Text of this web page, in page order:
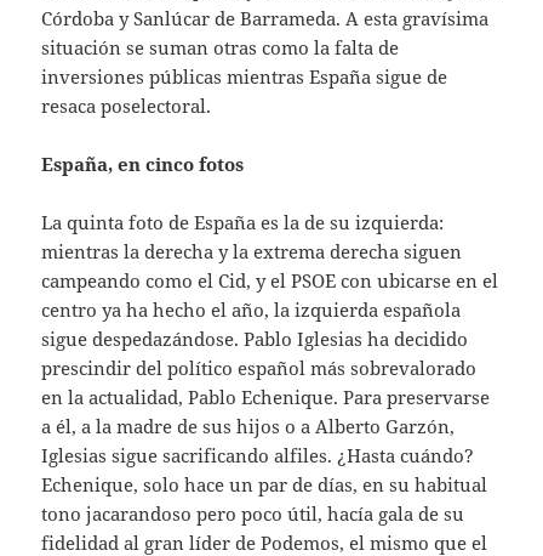
Córdoba y Sanlúcar de Barrameda. A esta gravísima
situación se suman otras como la falta de
inversiones públicas mientras España sigue de
resaca poselectoral.
España, en cinco fotos
La quinta foto de España es la de su izquierda:
mientras la derecha y la extrema derecha siguen
campeando como el Cid, y el PSOE con ubicarse en el
centro ya ha hecho el año, la izquierda española
sigue despedazándose. Pablo Iglesias ha decidido
prescindir del político español más sobrevalorado
en la actualidad, Pablo Echenique. Para preservarse
a él, a la madre de sus hijos o a Alberto Garzón,
Iglesias sigue sacrificando alfiles. ¿Hasta cuándo?
Echenique, solo hace un par de días, en su habitual
tono jacarandoso pero poco útil, hacía gala de su
fidelidad al gran líder de Podemos, el mismo que el